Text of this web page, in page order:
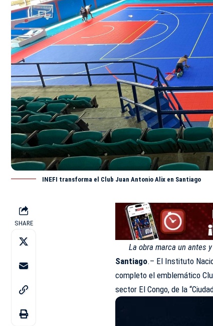
INEFI transforma el Club Juan Antonio Alix en Santiago
SHARE
La obra marca un antes
Santiago.– El Instituto
completo el emblemático
sector El Congo, de la